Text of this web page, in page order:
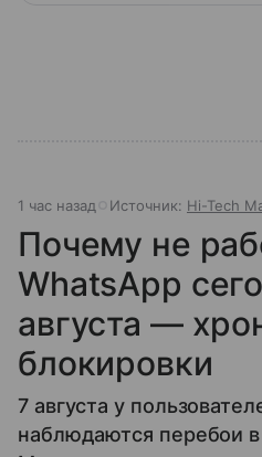
1 час назад Источник: Hi-Tech
Почему не
WhatsApp
августа —
блокировки
7 августа у
наблюдаются перебои